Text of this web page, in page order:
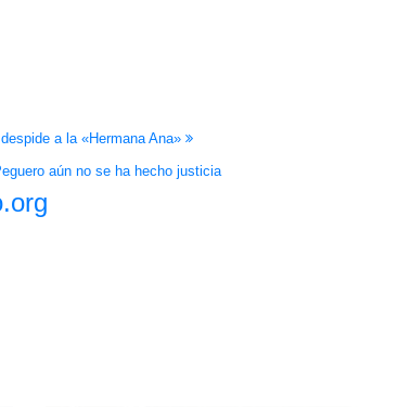
a la «Hermana Ana»
aún no se ha hecho justicia